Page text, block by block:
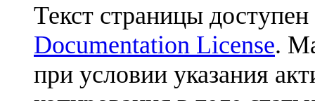
Текст страницы
Documentation License.
при условии указания